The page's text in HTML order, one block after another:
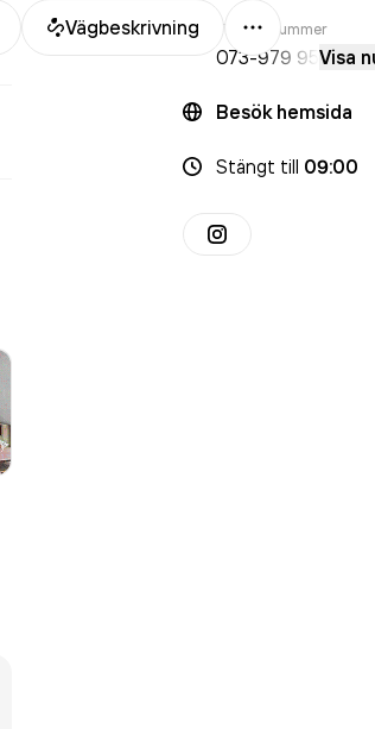
Vägbeskrivning
Mer
Telefonnummer
073-979 95 Visa
Besök hemsida
Stängt till 09:00